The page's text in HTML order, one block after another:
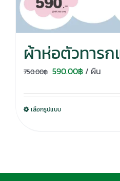
ผ้าห่อตัวทารก
750.00฿ Original
was:
750.00฿.
590.00฿Current
is:
/ ผืน
เลือกรูปแบบ